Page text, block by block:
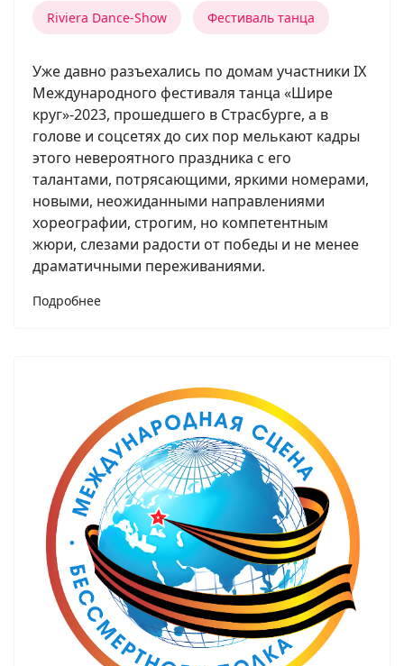
Riviera Dance-Show Фестиваль танца
Уже давно разъехались по домам участники IX
Международного фестиваля танца «Шире
круг»-2023, прошедшего в Страсбурге, а в
голове и соцсетях до сих пор мелькают кадры
этого невероятного праздника с его
талантами, потрясающими, яркими номерами,
новыми, неожиданными направлениями
хореографии, строгим, но компетентным
жюри, слезами радости от победы и не менее
драматичными переживаниями.
Подробнее